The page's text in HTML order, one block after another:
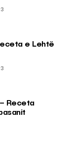
e Lehtë
Receta